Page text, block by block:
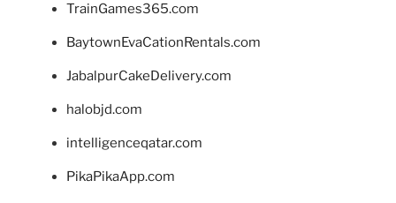
TrainGames365.com
BaytownEvaCationRentals.com
JabalpurCakeDelivery.com
halobjd.com
intelligenceqatar.com
PikaPikaApp.com